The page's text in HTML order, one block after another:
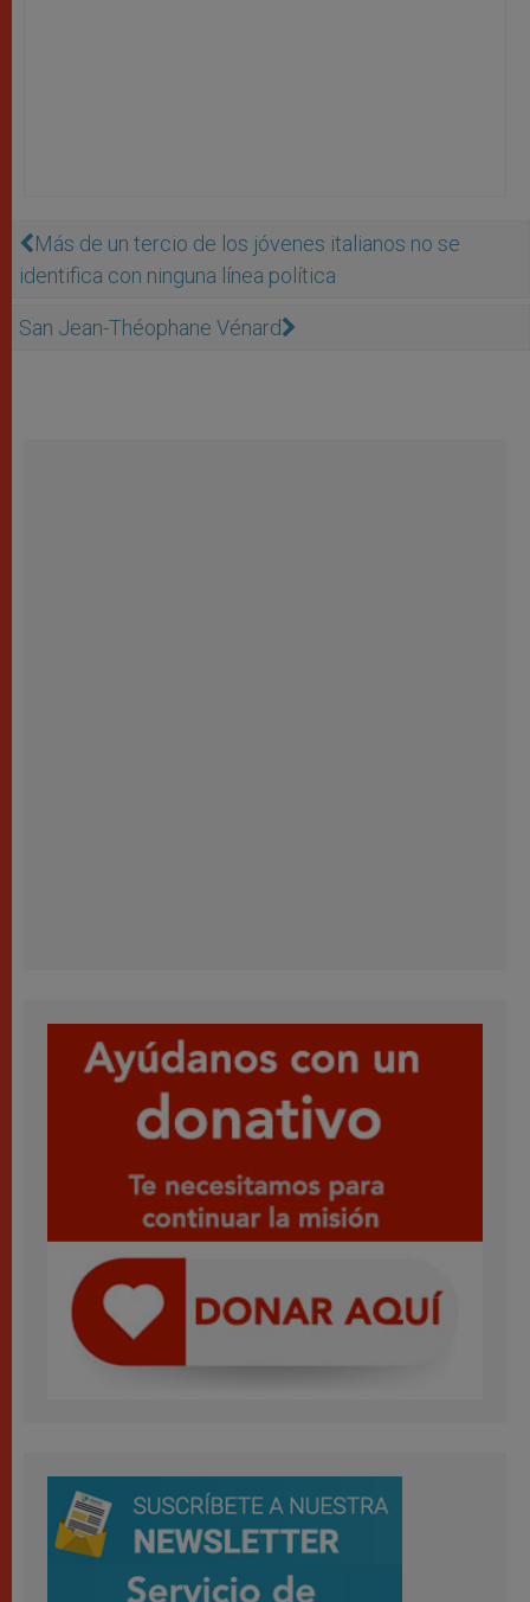
Más de un tercio de los jóvenes italianos no se
identifica con ninguna línea política
San Jean-Théophane Vénard